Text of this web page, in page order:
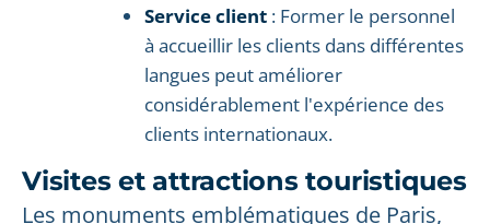
Service client : Former le personnel
à accueillir les clients dans différentes
langues peut améliorer
considérablement l'expérience des
clients internationaux.
Visites et attractions touristiques
Les monuments emblématiques de Paris,